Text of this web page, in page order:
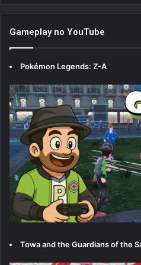
Gameplay no YouTube
Pokémon Legends: Z-A
Towa and the Guardians of the